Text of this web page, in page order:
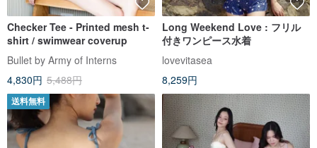
Checker Tee - Printed mesh t-
shirt / swimwear coverup
Bullet by Army of Interns
4,830円 5,488円
Long Weekend Love : フリル
付きワンピース水着
lovevitasea
8,259円
送料無料